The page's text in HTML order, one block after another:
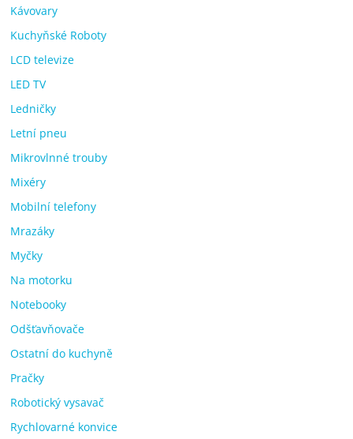
Kávovary
Kuchyňské Roboty
LCD televize
LED TV
Ledničky
Letní pneu
Mikrovlnné trouby
Mixéry
Mobilní telefony
Mrazáky
Myčky
Na motorku
Notebooky
Odšťavňovače
Ostatní do kuchyně
Pračky
Robotický vysavač
Rychlovarné konvice